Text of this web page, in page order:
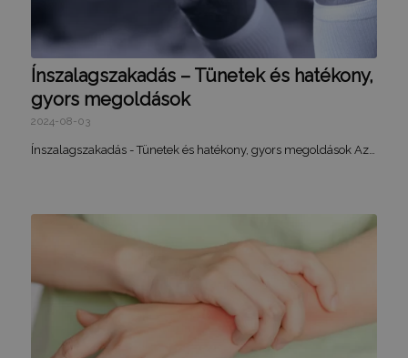
Ínszalagszakadás – Tünetek és hatékony,
gyors megoldások
2024-08-03
Ínszalagszakadás - Tünetek és hatékony, gyors megoldások Az…